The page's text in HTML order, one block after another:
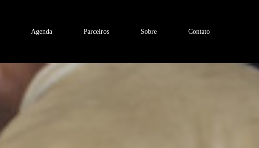
Agenda Parceiros Sobre Contato